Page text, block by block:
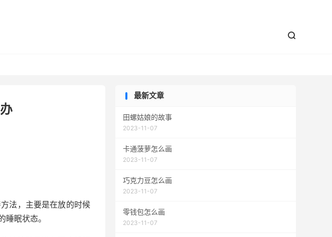

法，主要是在放的时候
眠状态。
最新文章
田螺姑娘的故事
2023-11-07
卡通菠萝怎么画
2023-11-07
巧克力豆怎么画
2023-11-07
零钱包怎么画
2023-11-07